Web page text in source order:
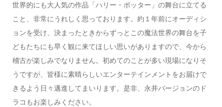
世界的にも大人気の作品「ハリー・ポッター」の舞台に立てる
こと、非常にうれしく思っております。約１年前にオーディシ
ョンを受け、決まったときからずっとこの魔法世界の舞台を子
どもたちにも早く観に来てほしい思いがありますので、今から
稽古が楽しみでなりません。初めてのことが多い現場になりそ
うですが、皆様に素晴らしいエンターテインメントをお届けで
きるよう日々邁進してまいります。是非、永井バージョンのド
ラコもお楽しみください。